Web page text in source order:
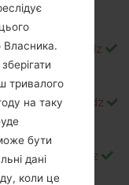
Власника.
тривалого
на таку
бути
дані
коли це